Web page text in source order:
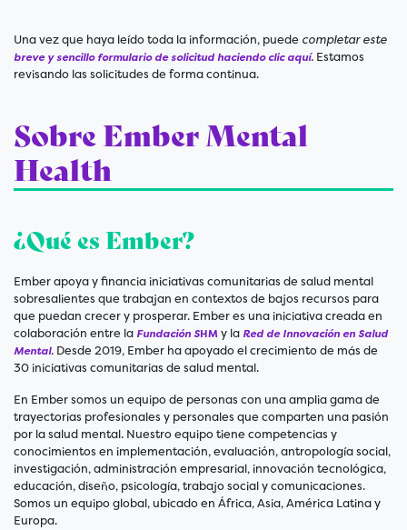
Una vez que haya leído toda la información, puede completar este
breve y sencillo formulario de solicitud haciendo clic aquí. Estamos
revisando las solicitudes de forma continua.
Sobre Ember Mental
Health
¿Qué es Ember?
Ember apoya y financia iniciativas comunitarias de salud mental
sobresalientes que trabajan en contextos de bajos recursos para
que puedan crecer y prosperar. Ember es una iniciativa creada en
colaboración entre la Fundación SHMy la Red de Innovación en Salud
Mental. Desde 2019, Ember ha apoyado el crecimiento de más de
30 iniciativas comunitarias de salud mental.
En Ember somos un equipo de personas con una amplia gama de
trayectorias profesionales y personales que comparten una pasión
por la salud mental. Nuestro equipo tiene competencias y
conocimientos en implementación, evaluación, antropología social,
investigación, administración empresarial, innovación tecnológica,
educación, diseño, psicología, trabajo social y comunicaciones.
Somos un equipo global, ubicado en África, Asia, América Latina y
Europa.